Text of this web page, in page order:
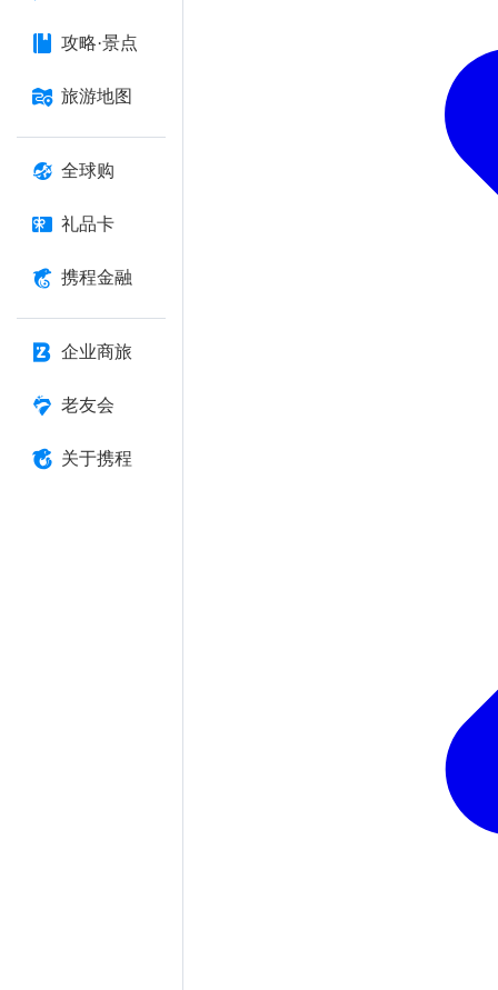
攻略·景点
旅游地图
全球购
礼品卡
携程金融
企业商旅
老友会
关于携程